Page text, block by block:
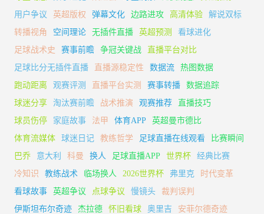
用户争议
英超版权 弹幕文化 边路进攻 高清体验
解说双标
转播视角
空间理论 无插件直播 英超预测
看球进化
足球战术史
赛事前瞻 争冠关键战
直播平台对比
足球比分无插件直播
直播源稳定性 数据流
热图数据
跑动距离
观赛评测 直播平台实测 赛事转播
数据追踪
球迷分享
淘汰赛前瞻 战术推演 观赛推荐
直播技巧
球员伤停
家庭故事 法甲 体育APP
英超曼市德比
体育流媒体
球迷日记 教练哲学 足球直播在线观看
比赛瞬间
巴乔
意大利 科曼 换人 足球直播APP 世界杯
经典比赛
冷知识
教练战术 临场换人 2026世界杯 弗里克
时代变革
看球故事
英超争议 点球争议 慢镜头
裁判误判
伊斯坦布尔奇迹
杰拉德 怀旧看球 奥里吉
安菲尔德奇迹